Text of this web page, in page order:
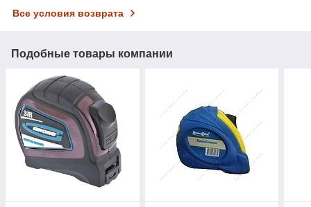
Все условия возврата
Подобные товары компании